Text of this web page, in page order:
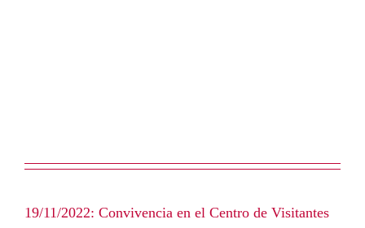
19/11/2022: Convivencia en el Centro de Visitantes